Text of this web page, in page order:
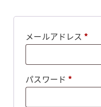
メールアドレス *必
パスワード *必